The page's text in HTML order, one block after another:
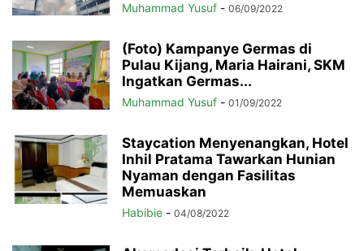
Muhammad Yusuf - 06/09/2022
(Foto) Kampanye Germas di
Pulau Kijang, Maria Hairani, SKM
Ingatkan Germas...
Muhammad Yusuf - 01/09/2022
Staycation Menyenangkan, Hotel
Inhil Pratama Tawarkan Hunian
Nyaman dengan Fasilitas
Memuaskan
Habibie - 04/08/2022